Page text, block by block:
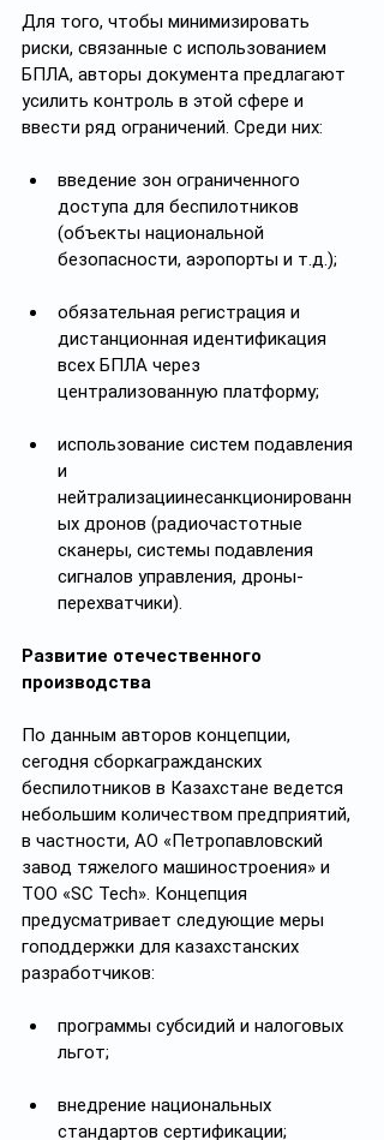
Для того, чтобы минимизировать
риски, связанные с использованием
БПЛА, авторы документа предлагают
усилить контроль в этой сфере и
ввести ряд ограничений. Среди них:
введение зон ограниченного
доступа для беспилотников
(объекты национальной
безопасности, аэропорты и т.д.);
обязательная регистрация и
дистанционная идентификация
всех БПЛА через
централизованную платформу;
использование систем подавления
и
нейтрализациинесанкционированн
ых дронов (радиочастотные
сканеры, системы подавления
сигналов управления, дроны-
перехватчики).
Развитие отечественного
производства
По данным авторов концепции,
сегодня сборкагражданских
беспилотников в Казахстане ведется
небольшим количеством предприятий,
в частности, АО «Петропавловский
завод тяжелого машиностроения» и
ТОО «SC Tech». Концепция
предусматривает следующие меры
гоподдержки для казахстанских
разработчиков:
программы субсидий и налоговых
льгот;
внедрение национальных
стандартов сертификации;